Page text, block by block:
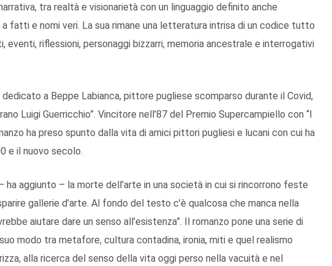
tra realtà e visionarietà con un linguaggio definito anche
fatti e nomi veri. La sua rimane una letteratura intrisa di un codice tutto
eventi, riflessioni, personaggi bizzarri, memoria ancestrale e interrogativi
a Beppe Labianca, pittore pugliese scomparso durante il Covid,
Luigi Guerricchio”. Vincitore nell’87 del Premio Supercampiello con “I
ha preso spunto dalla vita di amici pittori pugliesi e lucani con cui ha
e il nuovo secolo.
aggiunto – la morte dell’arte in una società in cui si rincorrono feste
gallerie d’arte. Al fondo del testo c’è qualcosa che manca nella
aiutare dare un senso all’esistenza”. Il romanzo pone una serie di
modo tra metafore, cultura contadina, ironia, miti e quel realismo
alla ricerca del senso della vita oggi perso nella vacuità e nel